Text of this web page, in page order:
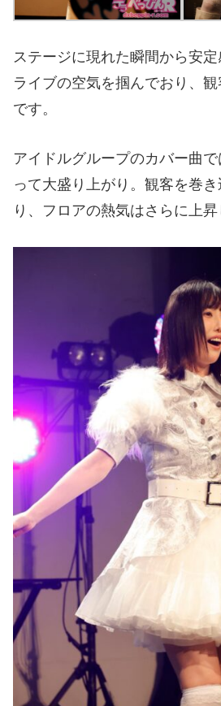
ステージに現れた瞬間から安
ライブの空気を掴んでおり、
です。
アイドルグループのカバー曲
って大盛り上がり。観客を巻
り、フロアの熱気はさらに上昇